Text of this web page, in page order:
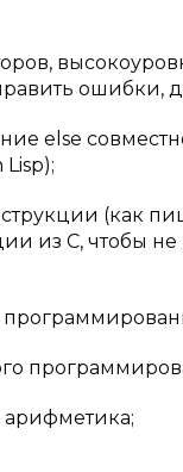
else
(как
из С, чтобы
арифметика;